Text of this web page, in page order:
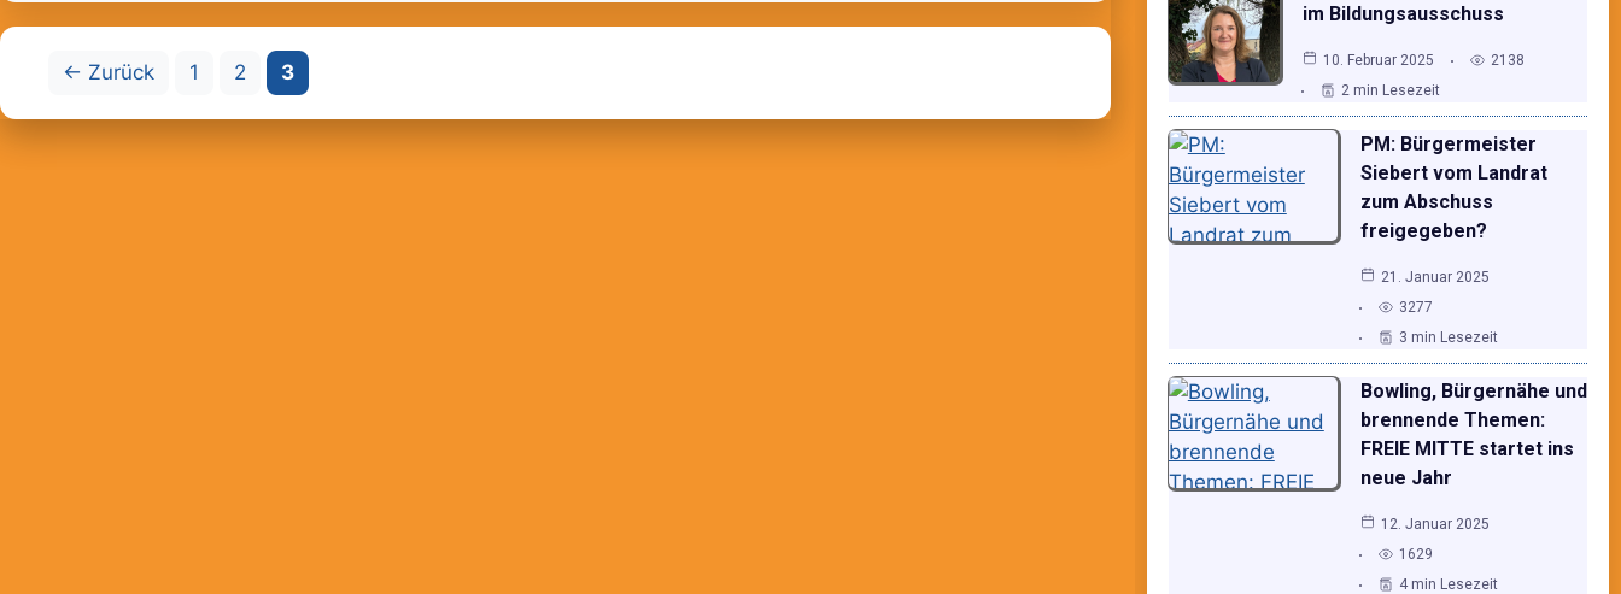
← Zurück Seite
1 Seite
2 Seite
3
im Bildungsausschuss
10. Februar 2025
2138
2 min Lesezeit
PM: Bürgermeister
Siebert vom Landrat
zum Abschuss
freigegeben?
21. Januar 2025
3277
3 min Lesezeit
Bowling, Bürgernähe und
brennende Themen:
FREIE MITTE startet ins
neue Jahr
12. Januar 2025
1629
4 min Lesezeit